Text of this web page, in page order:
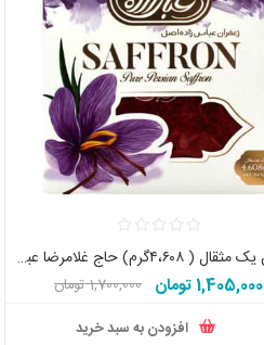
زعفران یک مثقال ( ۴،۶۰۸گرم) حاج غلامرضا عباس زاده اصل تاریخ جدید
1,405,000 تومان
1,700,000 تومان
افزودن به سبد خرید